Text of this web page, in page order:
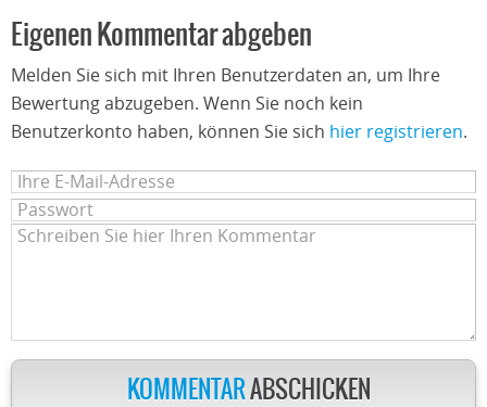
Eigenen Kommentar abgeben
Melden Sie sich mit Ihren Benutzerdaten an, um Ihre
Bewertung abzugeben. Wenn Sie noch kein
Benutzerkonto haben, können Sie sich hier registrieren.
KOMMENTARABSCHICKEN